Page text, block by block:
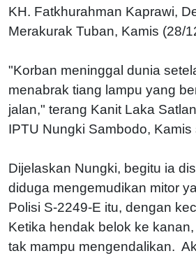
KH. Fatkhurahman Kaprawi,
Merakurak Tuban, Kamis (28/
"Korban meninggal dunia
menabrak tiang lampu yang
jalan," terang Kanit Laka
IPTU Nungki Sambodo, Kamis
Dijelaskan Nungki, begitu ia
diduga mengemudikan mitor
Polisi S-2249-E itu, dengan
Ketika hendak belok ke
tak mampu mengendalikan.